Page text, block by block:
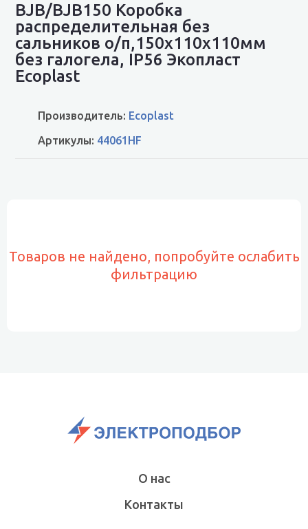
BJB/BJB150 Коробка
распределительная без
сальников о/п,150х110х110мм
без галогела, IP56 Экопласт
Ecoplast
Производитель: Ecoplast
Артикулы: 44061HF
Товаров не найдено, попробуйте ослабить
фильтрацию
О нас
Контакты